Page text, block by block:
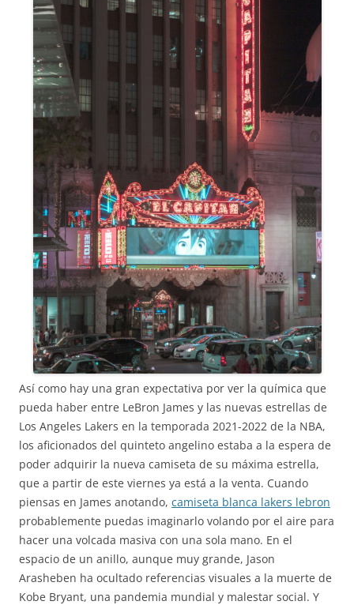
Así como hay una gran expectativa por ver la química que
pueda haber entre LeBron James y las nuevas estrellas de
Los Angeles Lakers en la temporada 2021-2022 de la NBA,
los aficionados del quinteto angelino estaba a la espera de
poder adquirir la nueva camiseta de su máxima estrella,
que a partir de este viernes ya está a la venta. Cuando
piensas en James anotando, camiseta blanca lakers lebron
probablemente puedas imaginarlo volando por el aire para
hacer una volcada masiva con una sola mano. En el
espacio de un anillo, aunque muy grande, Jason
Arasheben ha ocultado referencias visuales a la muerte de
Kobe Bryant, una pandemia mundial y malestar social. Y